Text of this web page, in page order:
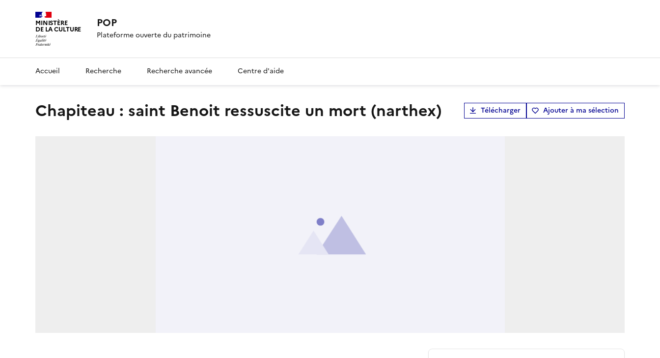
MINISTÈRE
DE LA CULTURE POP
Plateforme ouverte du patrimoine
Accueil Recherche Recherche avancée Centre d'aide
Chapiteau : saint Benoit ressuscite un mort (narthex) Télécharger Ajouter à ma sélection